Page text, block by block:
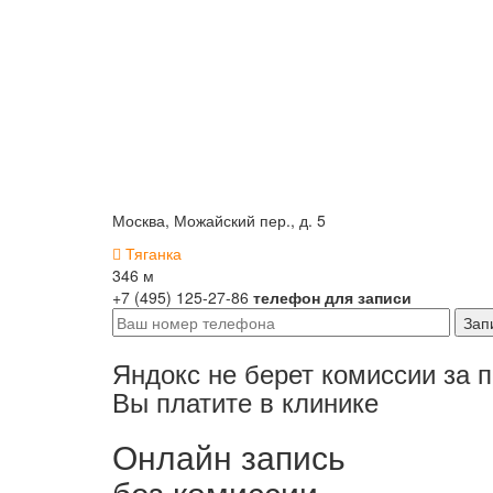
Москва, Можайский пер., д. 5
Тяганка
346 м
+7 (495) 125-27-86 телефон для записи
Яндокс не берет комиссии за
Вы платите в клинике
Онлайн запись